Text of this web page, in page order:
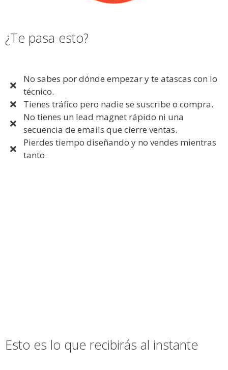
¿Te pasa esto?
No sabes por dónde empezar y te atascas con lo
técnico.
Tienes tráfico pero nadie se suscribe o compra.
No tienes un lead magnet rápido ni una
secuencia de emails que cierre ventas.
Pierdes tiempo diseñando y no vendes mientras
tanto.
Esto es lo que recibirás al instante